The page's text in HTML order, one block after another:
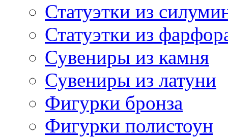
Статуэтки из
Статуэтки из
Сувениры из камня
Сувениры из латуни
Фигурки бронза
Фигурки полистоун